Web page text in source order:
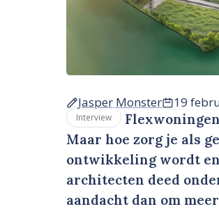
Jasper Monster 19
Interview
Maar hoe zorg je als
ontwikkeling wordt en
architecten deed
aandacht dan om